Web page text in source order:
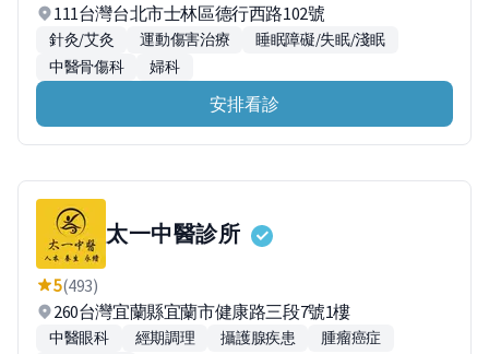
111台灣台北市士林區德行西路102號
針灸/艾灸 運動傷害治療
睡眠障礙/失眠/淺眠
中醫骨傷科
婦科
安排看診
太一中醫診所
5(493)
260台灣宜蘭縣宜蘭市健康路三段7號1樓
中醫眼科 經期調理 攝護腺疾患
腫瘤癌症